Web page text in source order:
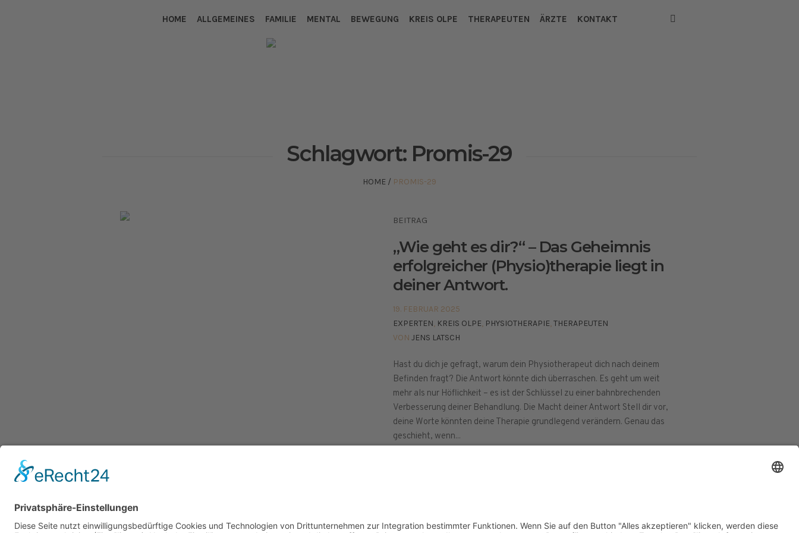
HOME ALLGEMEINES FAMILIE MENTAL BEWEGUNG KREIS OLPE THERAPEUTEN ÄRZTE KONTAKT
Schlagwort: Promis-29
HOME / PROMIS-29
BEITRAG
„Wie geht es dir?“ – Das Geheimnis
erfolgreicher (Physio)therapie liegt in
deiner Antwort.
19. FEBRUAR 2025
EXPERTEN, KREIS OLPE, PHYSIOTHERAPIE,THERAPEUTEN
VON JENS LATSCH
Hast du dich je gefragt, warum dein Physiotherapeut dich nach deinem
Befinden fragt? Die Antwort könnte dich überraschen. Es geht um weit
mehr als nur Höflichkeit – es ist der Schlüssel zu einer bahnbrechenden
Verbesserung deiner Behandlung. Die Macht deiner Antwort Stell dir vor,
deine Worte könnten deine Therapie grundlegend verändern. Genau das
geschieht, wenn...